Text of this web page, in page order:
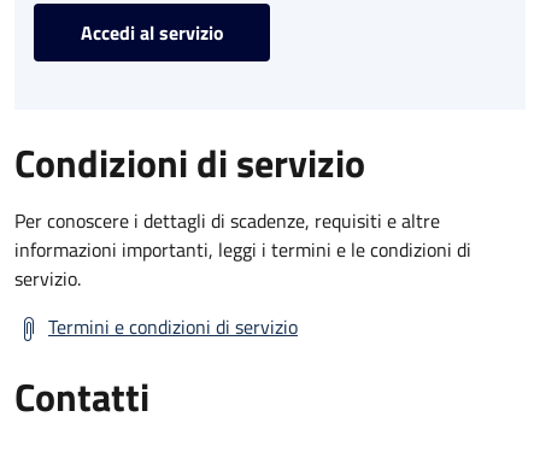
Accedi al servizio
Condizioni di servizio
Per conoscere i dettagli di scadenze, requisiti e altre
informazioni importanti, leggi i termini e le condizioni di
servizio.
Termini e condizioni di servizio
Contatti